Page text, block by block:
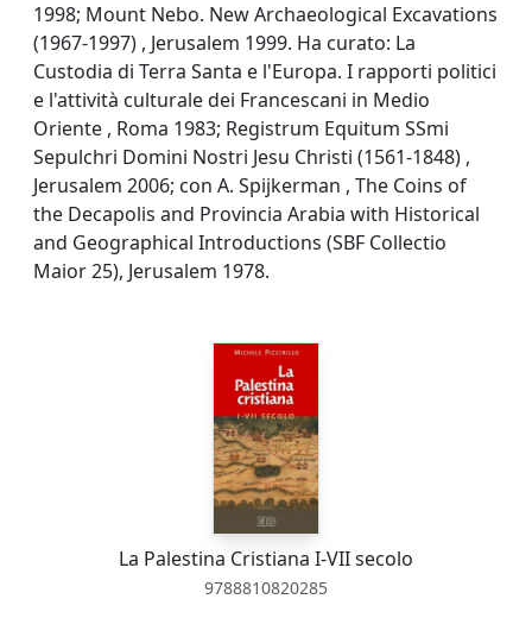
1998; Mount Nebo. New Archaeological Excavations
(1967-1997) , Jerusalem 1999. Ha curato: La
Custodia di Terra Santa e l'Europa. I rapporti politici
e l'attività culturale dei Francescani in Medio
Oriente , Roma 1983; Registrum Equitum SSmi
Sepulchri Domini Nostri Jesu Christi (1561-1848) ,
Jerusalem 2006; con A. Spijkerman , The Coins of
the Decapolis and Provincia Arabia with Historical
and Geographical Introductions (SBF Collectio
Maior 25), Jerusalem 1978.
La Palestina Cristiana I-VII secolo
9788810820285